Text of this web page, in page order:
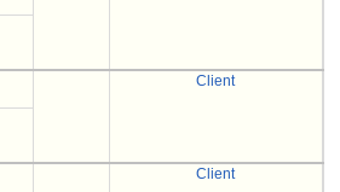
Client
Client